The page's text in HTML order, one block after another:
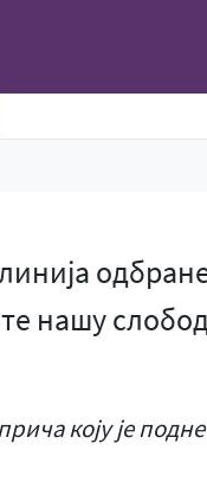
нашу
коју је